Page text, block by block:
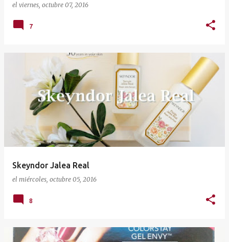
el viernes, octubre 07, 2016
7
Skeyndor Jalea Real
el miércoles, octubre 05, 2016
8